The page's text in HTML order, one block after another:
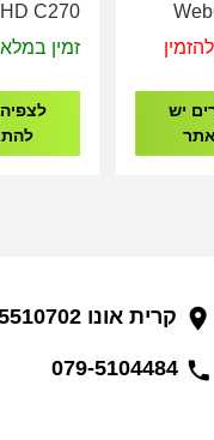
יש
C270
זמין
קרית אונו 5510702